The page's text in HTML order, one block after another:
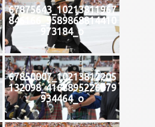
67875643_10213811967
846166_5589868814410
973184_o
67850007_10213812205
132098_4168895226879
934464_o